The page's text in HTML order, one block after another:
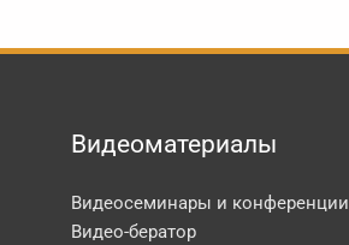
Видеоматериалы
Видеосеминары и конференции
Видео-бератор